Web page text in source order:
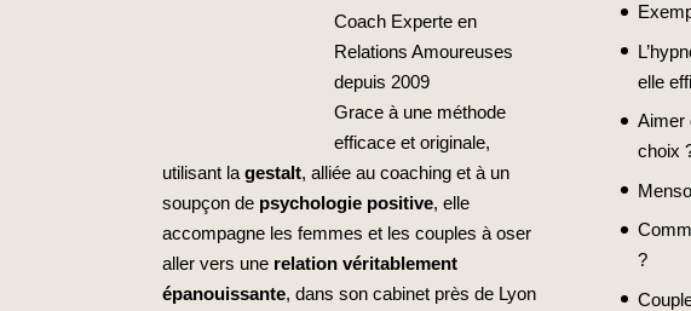
Coach Experte en
Relations Amoureuses
depuis 2009
Grace à une méthode
efficace et originale,
utilisant lagestalt, alliée au coaching et à un
soupçon de psychologie positive, elle
accompagne les femmes et les couples à oser
aller vers une relation véritablement
épanouissante, dans son cabinet près de Lyon
elle
Aimer
choix
?